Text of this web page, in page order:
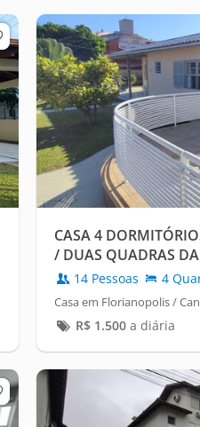
CASA 4
/ DUAS QUADRAS
14 Pessoas 4
Casa em Florianopolis /
R$ 1.500a diária